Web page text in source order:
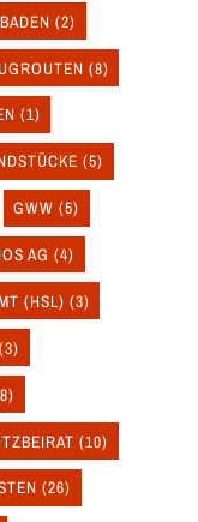
(2)
(8)
(1)
(5)
GWW (5)
AG (4)
(HSL) (3)
(3)
(10)
(26)